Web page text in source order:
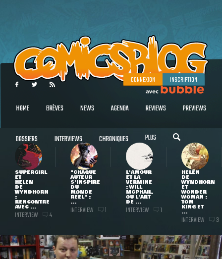
CONNEXION INSCRIPTION
HOME BRÈVES NEWS AGENDA REVIEWS PREVIEWS
DOSSIERS INTERVIEWS CHRONIQUES PLUS
SUPERGIRL
ET
HELEN
DE
WYNDHORN
:
RENCONTRE
AVEC ...
INTERVIEW 4
"CHAQUE
AUTEUR
S'INSPIRE
DU
MONDE
RÉEL" :
...
INTERVIEW 1
L'AMOUR
ET LA
VERMINE
: WILL
MCPHAIL,
OU L'ART
DE ...
INTERVIEW 1
HELEN
DE
WYNDHORN
ET
WONDER
WOMAN :
TOM
KING ET
...
INTERVIEW 3